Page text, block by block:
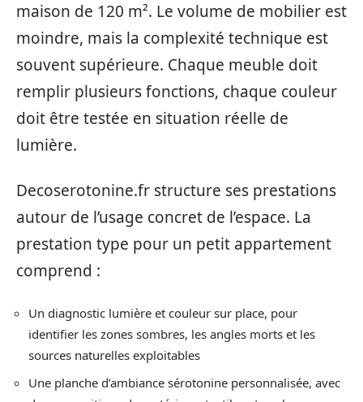
maison de 120 m². Le volume de mobilier est
moindre, mais la complexité technique est
souvent supérieure. Chaque meuble doit
remplir plusieurs fonctions, chaque couleur
doit être testée en situation réelle de
lumière.
Decoserotonine.fr structure ses prestations
autour de l’usage concret de l’espace. La
prestation type pour un petit appartement
comprend :
Un diagnostic lumière et couleur sur place, pour
identifier les zones sombres, les angles morts et les
sources naturelles exploitables
Une planche d’ambiance sérotonine personnalisée, avec